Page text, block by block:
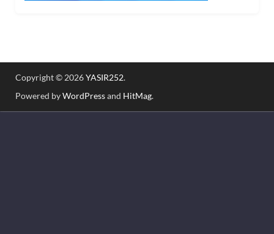
Copyright © 2026YASIR252.
Powered byWordPressand HitMag.